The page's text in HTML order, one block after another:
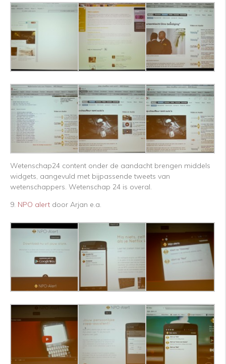
Wetenschap24 content onder de aandacht brengen middels
widgets, aangevuld met bijpassende tweets van
wetenschappers. Wetenschap 24 is overal.
9. NPO alert door Arjan e.a.